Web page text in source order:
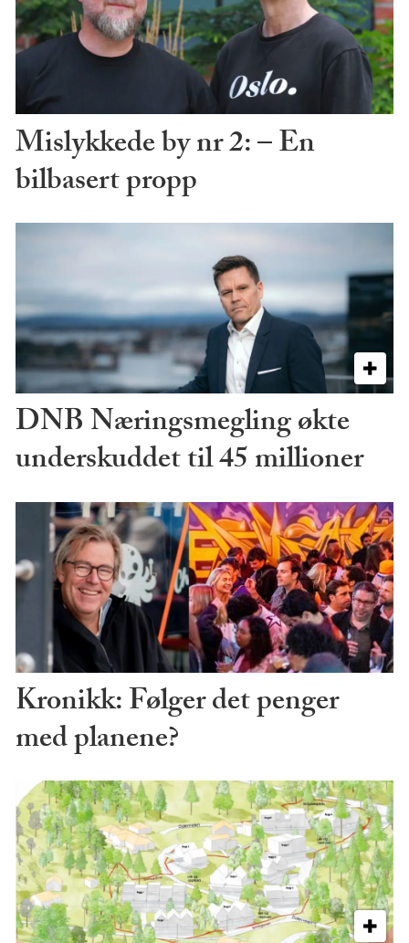
Mislykkede by nr 2: – En
bilbasert propp
DNB Næringsmegling økte
underskuddet til 45 millioner
Kronikk: Følger det penger
med planene?